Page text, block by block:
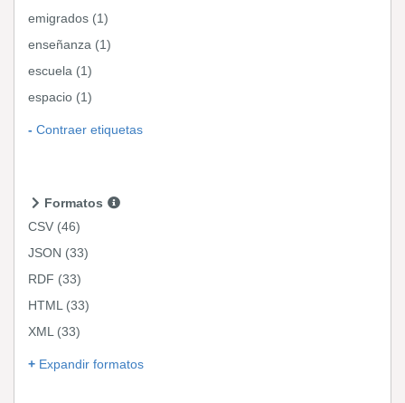
emigrados (1)
enseñanza (1)
escuela (1)
espacio (1)
Contraer etiquetas
Formatos
CSV (46)
JSON (33)
RDF (33)
HTML (33)
XML (33)
Expandir formatos